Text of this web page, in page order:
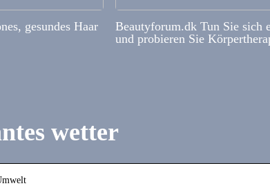
gesundes Haar
Beautyforum.dk Tun Sie sich
und probieren Sie
wetter